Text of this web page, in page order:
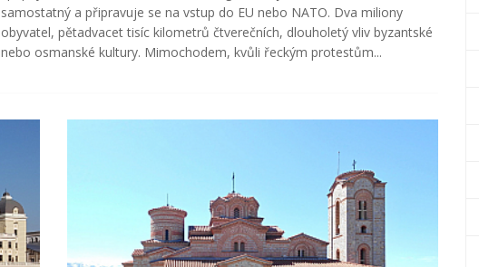
samostatný a připravuje se na vstup do EU nebo NATO. Dva miliony
obyvatel, pětadvacet tisíc kilometrů čtverečních, dlouholetý vliv byzantské
nebo osmanské kultury. Mimochodem, kvůli řeckým protestům...